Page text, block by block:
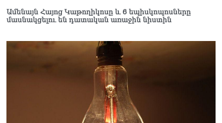
Ամենայն Հայոց Կաթողիկոսը և 6 եպիսկոպոսները
մասնակցելու են դատական առաջին նիստին